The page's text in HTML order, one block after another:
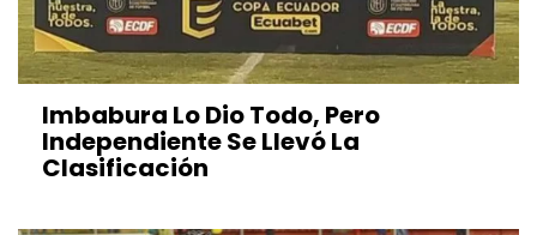
Imbabura Lo Dio Todo, Pero
Independiente Se Llevó La
Clasificación